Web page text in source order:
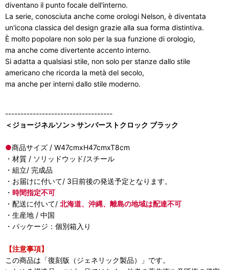
diventano il punto focale dell'interno.
La serie, conosciuta anche come orologi Nelson, è diventata
un'icona classica del design grazie alla sua forma distintiva.
È molto popolare non solo per la sua funzione di orologio,
ma anche come divertente accento interno.
Si adatta a qualsiasi stile, non solo per stanze dallo stile
americano che ricorda la metà del secolo,
ma anche per interni dallo stile moderno.
-----------------------------------
＜ジョージネルソン＞サンバーストクロック ブラック
●商品サイズ / W47cmxH47cmxT8cm
・材質 / ソリッドウッド/スチール
・組立/ 完成品
・お届けに付いて/ 3日前後の発送予定となります。
・ 時間指定不可
・配送に付いて/ 北海道、沖縄、離島の地域は配達不可
・生産地 / 中国
・パッケージ：個別箱入り
【注意事項】
この商品は「復刻版（ジェネリック製品）」です。